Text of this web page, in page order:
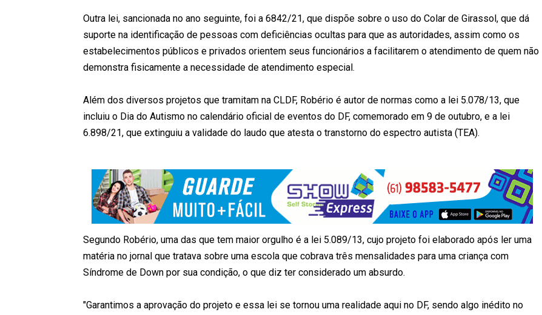
Outra lei, sancionada no ano seguinte, foi a 6842/21, que dispõe sobre o uso do Colar de Girassol, que dá
suporte na identificação de pessoas com deficiências ocultas para que as autoridades, assim como os
estabelecimentos públicos e privados orientem seus funcionários a facilitarem o atendimento de quem não
demonstra fisicamente a necessidade de atendimento especial.
Além dos diversos projetos que tramitam na CLDF, Robério é autor de normas como a lei 5.078/13, que
incluiu o Dia do Autismo no calendário oficial de eventos do DF, comemorado em 9 de outubro, e a lei
6.898/21, que extinguiu a validade do laudo que atesta o transtorno do espectro autista (TEA).
Segundo Robério, uma das que tem maior orgulho é a lei 5.089/13, cujo projeto foi elaborado após ler uma
matéria no jornal que tratava sobre uma escola que cobrava três mensalidades para uma criança com
Síndrome de Down por sua condição, o que diz ter considerado um absurdo.
"Garantimos a aprovação do projeto e essa lei se tornou uma realidade aqui no DF, sendo algo inédito no